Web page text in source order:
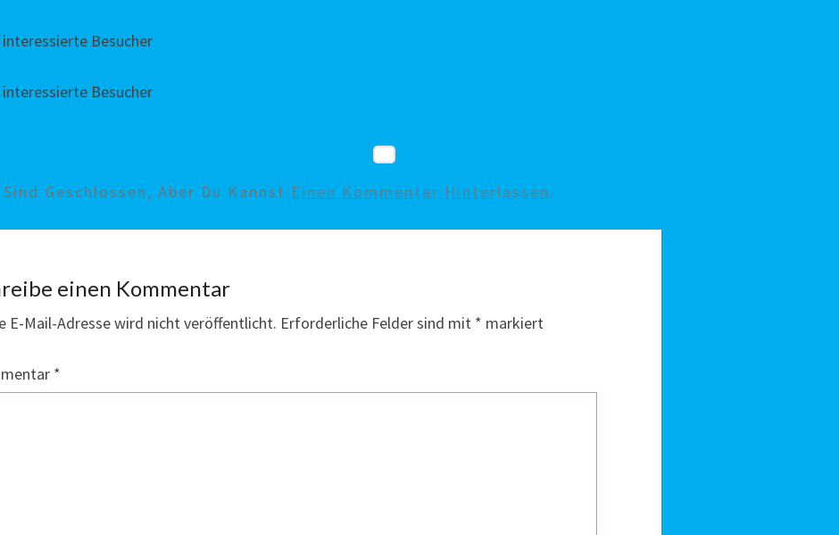
Besucher
Besucher
Geschlossen, Aber Du Kannst Einen Kommentar Hinterlassen.
einen Kommentar
E-Mail-Adresse wird nicht veröffentlicht. Erforderliche Felder sind mit * markiert
*